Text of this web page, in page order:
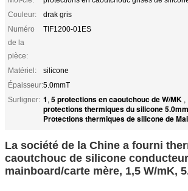
Couleur:
drak gris
Numéro
de la
pièce:
TIF1200-01ES
Matériel:
silicone
Épaisseur:5.0mmT
Surligner: 1 , 5 protections en caoutchouc de W/MK ,
protections thermiques du silicone
Protections thermiques de silicone de
La société de la Chine a fourni
caoutchouc de silicone
mainboard/carte mère, 1,5 W/mK,